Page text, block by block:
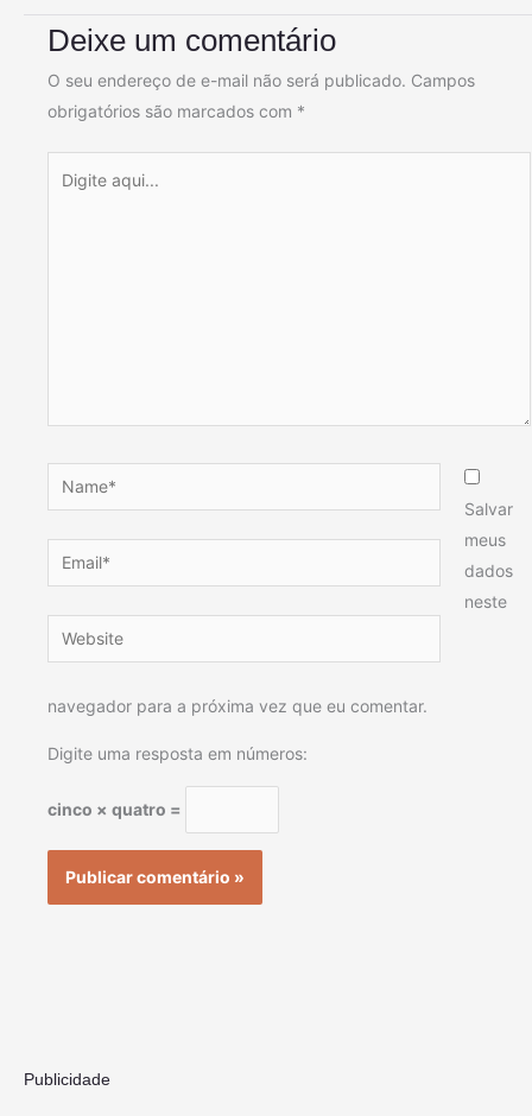
Deixe um comentário
O seu endereço de e-mail não será publicado. Campos
obrigatórios são marcados com *
aqui...
Name*
Email*
Website
Salvar
meus
dados
neste
navegador para a próxima vez que eu comentar.
Digite uma resposta em números:
cinco × quatro =
Publicidade